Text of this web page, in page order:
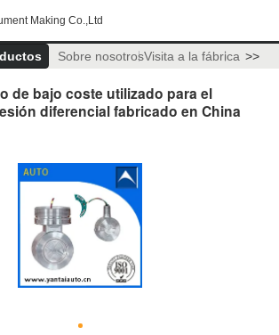
Making Co.,Ltd
Sobre nosotrosVisita a la fábrica >>
de bajo coste utilizado para el
diferencial fabricado en China